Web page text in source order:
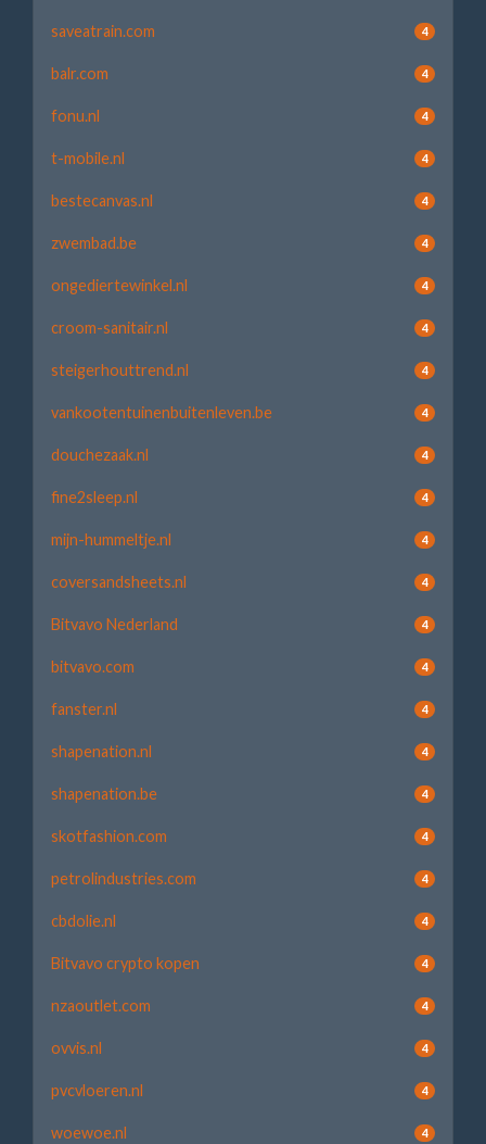
saveatrain.com 4
balr.com 4
fonu.nl 4
t-mobile.nl 4
bestecanvas.nl 4
zwembad.be 4
ongediertewinkel.nl 4
croom-sanitair.nl 4
steigerhouttrend.nl 4
vankootentuinenbuitenleven.be 4
douchezaak.nl 4
fine2sleep.nl 4
mijn-hummeltje.nl 4
coversandsheets.nl 4
Bitvavo Nederland 4
bitvavo.com 4
fanster.nl 4
shapenation.nl 4
shapenation.be 4
skotfashion.com 4
petrolindustries.com 4
cbdolie.nl 4
Bitvavo crypto kopen 4
nzaoutlet.com 4
ovvis.nl 4
pvcvloeren.nl 4
woewoe.nl 4